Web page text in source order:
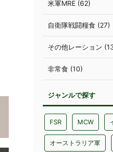
米軍MRE (62)
自衛隊戦闘糧食 (27)
その他レーション
非常食 (10)
ジャンルで探す
FSR MCW
オーストラリア軍